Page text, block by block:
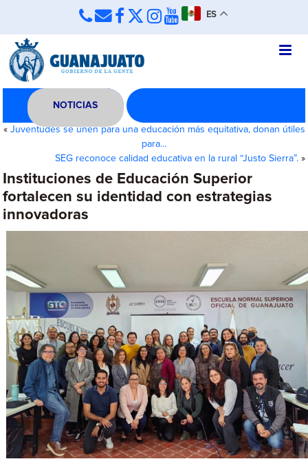
ES
NOTICIAS
« Juventudes se unen para una educación más equitativa, donan útiles
para…
SEG reconoce calidad educativa en la rural “Justo Sierra”.»
Instituciones de Educación Superior
fortalecen su identidad con estrategias
innovadoras